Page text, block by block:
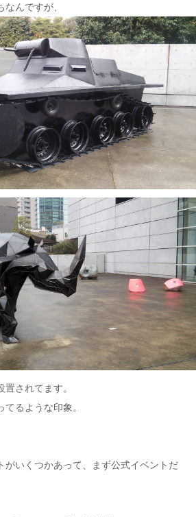
んですが、
されてます。
るような印象。
がいくつかあって、まず公式イベントだ